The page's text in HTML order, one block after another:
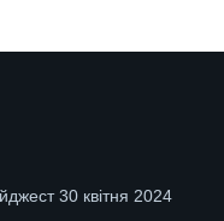
30 квітня 2024